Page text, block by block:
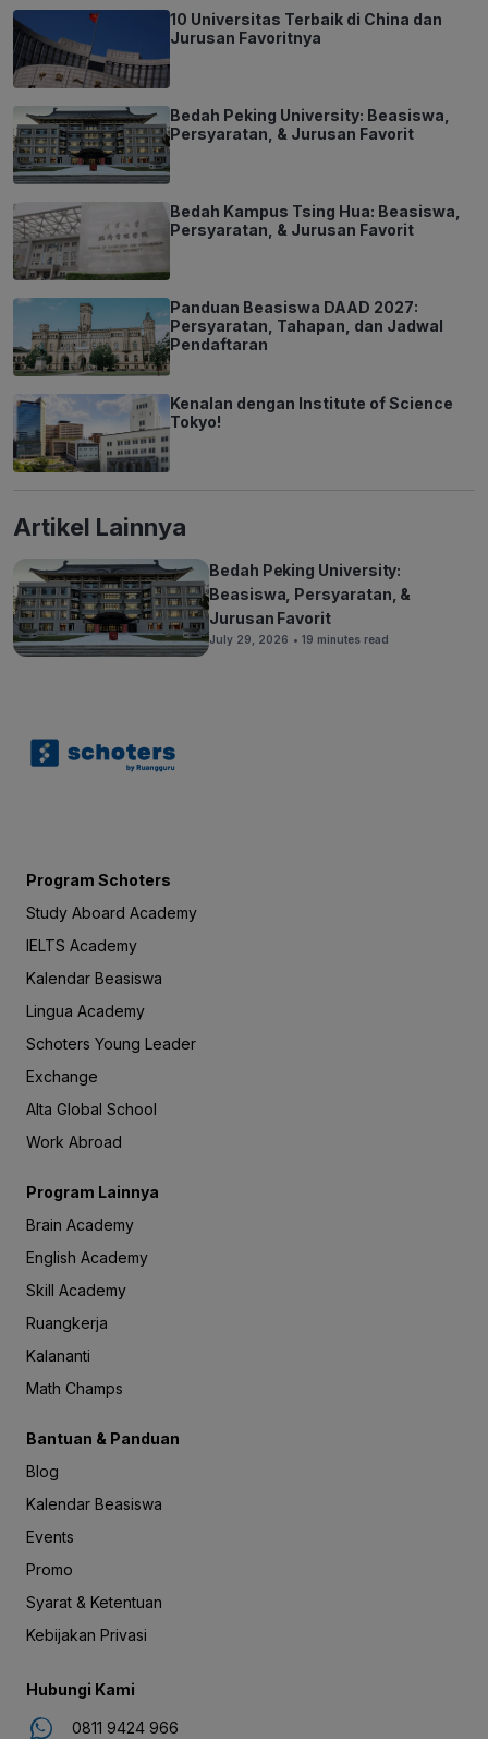
10 Universitas Terbaik di China dan
Jurusan Favoritnya
Bedah Peking University: Beasiswa,
Persyaratan, & Jurusan Favorit
Bedah Kampus Tsing Hua: Beasiswa,
Persyaratan, & Jurusan Favorit
Panduan Beasiswa DAAD 2027:
Persyaratan, Tahapan, dan Jadwal
Pendaftaran
Kenalan dengan Institute of Science
Tokyo!
Artikel Lainnya
Bedah Peking University:
Beasiswa, Persyaratan, &
Jurusan Favorit
July 29, 2026 • 19 minutes read
Program Schoters
Study Aboard Academy
IELTS Academy
Kalendar Beasiswa
Lingua Academy
Schoters Young Leader
Exchange
Alta Global School
Work Abroad
Program Lainnya
Brain Academy
English Academy
Skill Academy
Ruangkerja
Kalananti
Math Champs
Bantuan & Panduan
Blog
Kalendar Beasiswa
Events
Promo
Syarat & Ketentuan
Kebijakan Privasi
Hubungi Kami
0811 9424 966